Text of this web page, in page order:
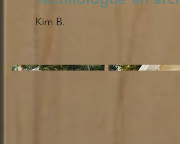
Kim B.